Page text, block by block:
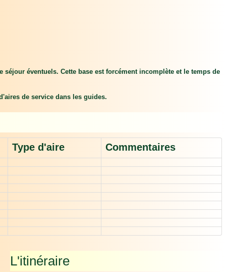
éventuels. Cette base est forcément incomplète et le temps de
de service dans les guides.
Type d'aire Commentaires
L'itinéraire